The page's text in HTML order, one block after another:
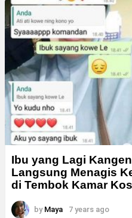
Ibu yang Lagi
Langsung Menagis
di Tembok Kamar
by Maya 7 years ago